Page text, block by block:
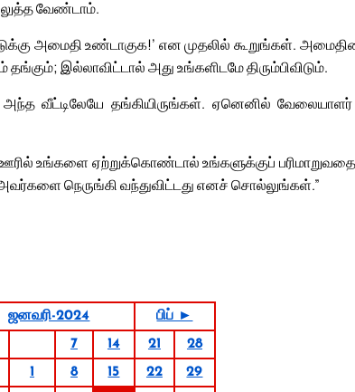
வேண்டாம்.
அமைதி உண்டாகுக!’ என முதலில் கூறுங்கள்.
இல்லாவிட்டால் அது உங்களிடமே திரும்பிவிடும்.
வீட்டிலேயே தங்கியிருங்கள். ஏனெனில் வேலையாளர்
உங்களை ஏற்றுக்கொண்டால் உங்களுக்குப்
நெருங்கி வந்துவிட்டது எனச் சொல்லுங்கள்.”
ஜனவரி-2024
பிப் ►
7 14 21
28
1 8 15 22
29